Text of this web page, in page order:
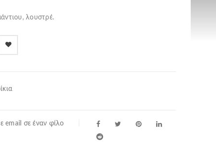
λουστρέ.
email σε έναν φίλο